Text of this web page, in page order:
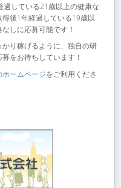
している21歳以上の健康な
後1年経過している19歳以
しに応募可能です！
り稼げるように、独自の研
をお待ちしています！
ホームページをご利用くださ